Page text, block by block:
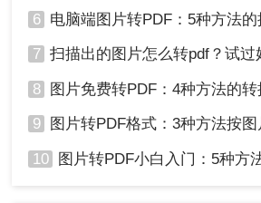
哪种方法，图片转PDF都是一个相
选择合适的工具，根据自己的需求
这项工作。希望本文提供的三种
6 电脑端图片转PDF：5种方法的操作步骤
7 扫描出的图片怎么转pdf？试过好
8 图片免费转PDF：4种方法的转换速度
9 图片转PDF格式：3种方法按图片来源（
10 图片转PDF小白入门：5种方法从最简